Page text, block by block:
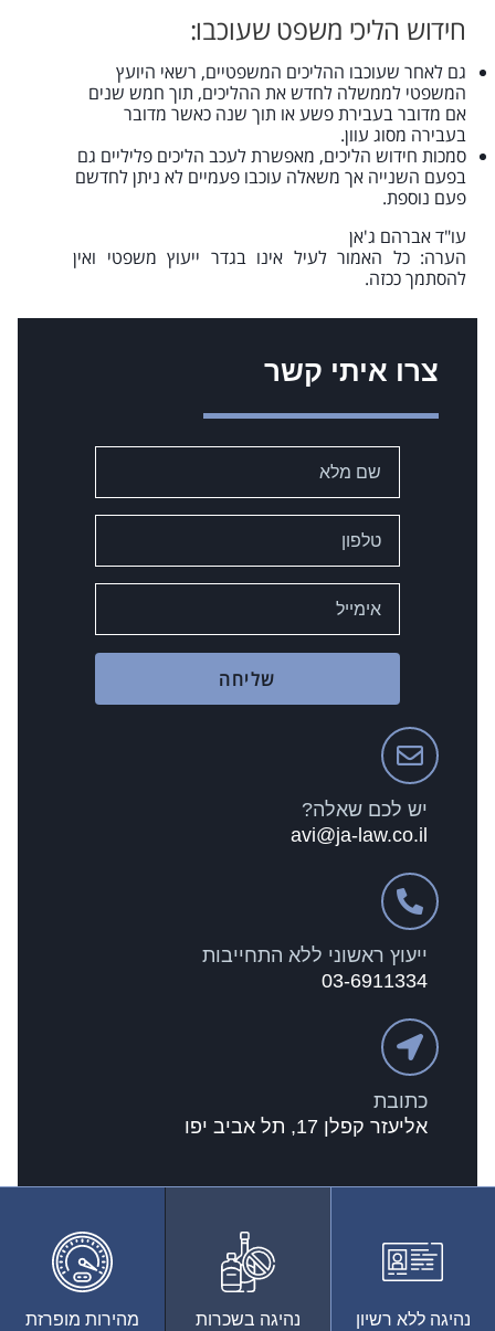
חידוש הליכי משפט שעוכבו:
גם לאחר שעוכבו ההליכים המשפטיים, רשאי היועץ
המשפטי לממשלה לחדש את ההליכים, תוך חמש שנים
אם מדובר בעבירת פשע או תוך שנה כאשר מדובר
בעבירה מסוג עוון.
סמכות חידוש הליכים, מאפשרת לעכב הליכים פליליים גם
בפעם השנייה אך משאלה עוכבו פעמיים לא ניתן לחדשם
פעם נוספת.
עו"ד אברהם ג'אן
הערה: כל האמור לעיל אינו בגדר ייעוץ משפטי ואין
להסתמך ככזה.
צרו איתי קשר
שליחה
יש לכם שאלה?
avi@ja-law.co.il
ייעוץ ראשוני ללא התחייבות
03-6911334
כתובת
אליעזר קפלן 17, תל אביב יפו
נהיגה ללא רשיון נהיגה בשכרות מהירות מופרזת